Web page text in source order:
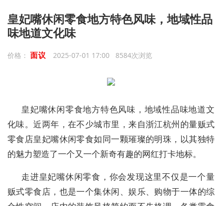
皇妃嘴休闲零食地方特色风味，地域性品
味地道文化味
价格： 面议 2025-07-01 17:00 8584次浏览
皇妃嘴休闲零食地方特色风味，地域性品味地道文
化味。近两年，在不少城市里，来自浙江杭州的量贩式
零食店皇妃嘴休闲零食如同一颗璀璨的明珠，以其独特
的魅力塑造了一个又一个新奇有趣的网红打卡地标。
走进皇妃嘴休闲零食，你会发现这里不仅是一个量
贩式零食店， 也是一个集休闲、娱乐、购物于一体的综